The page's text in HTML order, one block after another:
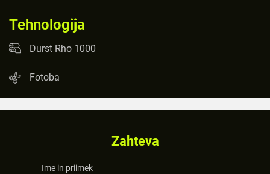
Tehnologija
Durst Rho 1000
Fotoba
Zahteva
Ime in priimek